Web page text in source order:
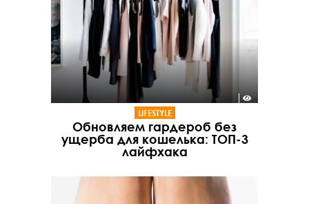
LIFESTYLE
Обновляем гардероб без
ущерба для кошелька: ТОП-3
лайфхака